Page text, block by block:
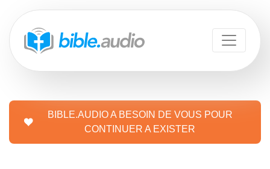
BIBLE.AUDIO A BESOIN DE VOUS POUR
CONTINUER A EXISTER